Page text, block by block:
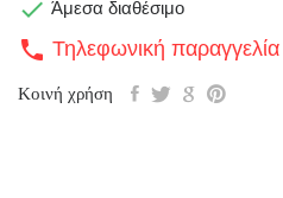
 Άμεσα διαθέσιμο
call Τηλεφωνική
Κοινή χρήση